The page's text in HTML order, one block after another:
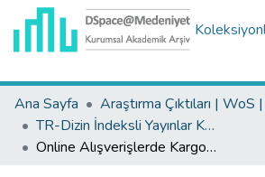
Ana Sayfa
TR-Dizin İndeksli Yayınlar Koleksiyonu
Online Alışverişlerde Kargo Hizmetlerinin Tüketici Algılarına Etkisi